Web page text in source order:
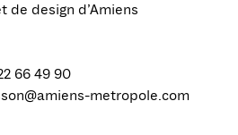
de design d’Amiens
66 49 90
metropole.com